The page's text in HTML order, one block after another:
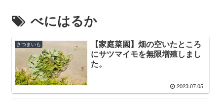
べにはるか
さつまいも
【家庭菜園】畑の空いたところ
にサツマイモを無限増殖しまし
た。
2023.07.05